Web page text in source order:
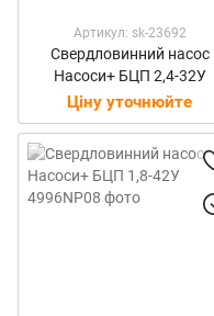
Артикул: sk-23692
Свердловинний насос
Насоси+ БЦП 2,4-32У
Ціну уточнюйте